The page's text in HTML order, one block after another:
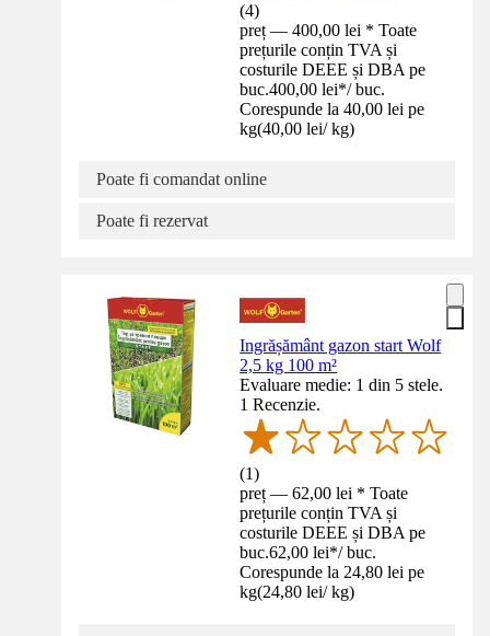
(4)
preț — 400,00 lei * Toate
prețurile conțin TVA și
costurile DEEE și DBA pe
buc.400,00 lei*/ buc.
Corespunde la 40,00 lei pe
kg(40,00 lei/ kg)
Poate fi comandat online
Poate fi rezervat
Ingrășământ gazon start Wolf
2,5 kg 100 m²
Evaluare medie: 1 din 5 stele.
1 Recenzie.
(1)
preț — 62,00 lei * Toate
prețurile conțin TVA și
costurile DEEE și DBA pe
buc.62,00 lei*/ buc.
Corespunde la 24,80 lei pe
kg(24,80 lei/ kg)